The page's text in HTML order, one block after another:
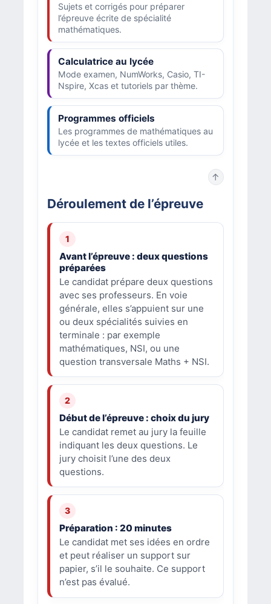
Sujets et corrigés pour préparer
l’épreuve écrite de spécialité
mathématiques.
Calculatrice au lycée
Mode examen, NumWorks, Casio, TI-
Nspire, Xcas et tutoriels par thème.
Programmes officiels
Les programmes de mathématiques au
lycée et les textes officiels utiles.
↑
Déroulement de l’épreuve
Avant l’épreuve : deux questions
préparées
Le candidat prépare deux questions
avec ses professeurs. En voie
générale, elles s’appuient sur une
ou deux spécialités suivies en
terminale : par exemple
mathématiques, NSI, ou une
question transversale Maths + NSI.
Début de l’épreuve : choix du jury
Le candidat remet au jury la feuille
indiquant les deux questions. Le
jury choisit l’une des deux
questions.
Préparation : 20 minutes
Le candidat met ses idées en ordre
et peut réaliser un support sur
papier, s’il le souhaite. Ce support
n’est pas évalué.